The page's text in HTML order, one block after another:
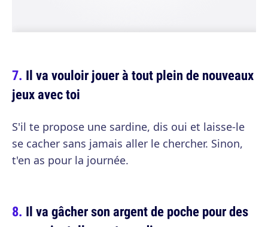
Il va vouloir jouer à tout plein de nouveaux
jeux avec toi
S'il te propose une sardine, dis oui et laisse-le
se cacher sans jamais aller le chercher. Sinon,
t'en as pour la journée.
Il va gâcher son argent de poche pour des